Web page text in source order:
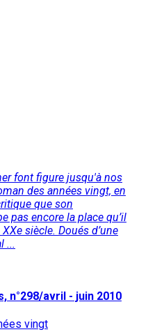
font figure jusqu'à nos
des années vingt, en
que son
pas encore la place qu’il
siècle. Doués d’une
...
n°298/avril - juin 2010
vingt